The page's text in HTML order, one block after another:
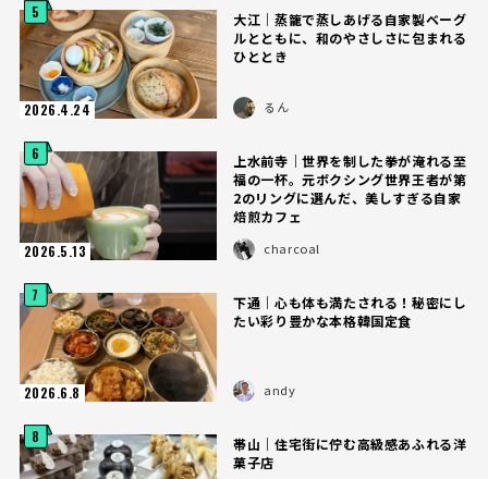
5
2026.4.24
大江｜蒸籠で蒸しあげる自家製ベーグ
ルとともに、和のやさしさに包まれる
ひととき
るん
6
2026.5.13
上水前寺｜世界を制した拳が淹れる至
福の一杯。元ボクシング世界王者が第
2のリングに選んだ、美しすぎる自家
焙煎カフェ
charcoal
7
2026.6.8
下通｜心も体も満たされる！秘密にし
たい彩り豊かな本格韓国定食
andy
8
帯山｜住宅街に佇む高級感あふれる洋
菓子店